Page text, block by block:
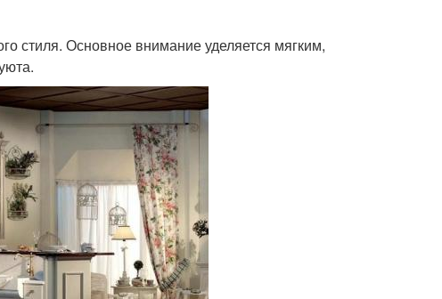
стиля. Основное внимание уделяется мягким,